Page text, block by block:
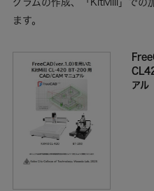
ます。
アル